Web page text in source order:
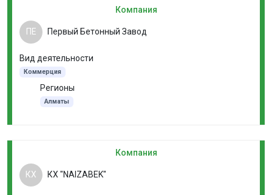
Компания
ПЕ Первый Бетонный Завод
Вид деятельности
Коммерция
Регионы
Алматы
Компания
КХ КХ "NAIZABEK"